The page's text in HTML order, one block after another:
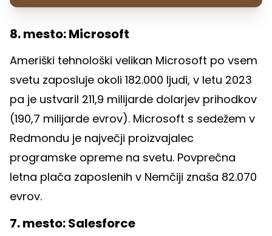
8. mesto: Microsoft
Ameriški tehnološki velikan Microsoft po vsem
svetu zaposluje okoli 182.000 ljudi, v letu 2023
pa je ustvaril 211,9 milijarde dolarjev prihodkov
(190,7 milijarde evrov). Microsoft s sedežem v
Redmondu je največji proizvajalec
programske opreme na svetu. Povprečna
letna plača zaposlenih v Nemčiji znaša 82.070
evrov.
7. mesto: Salesforce